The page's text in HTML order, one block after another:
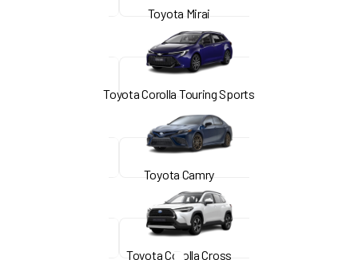
Toyota Mirai
Toyota Corolla Touring Sports
Toyota Camry
Toyota Corolla Cross